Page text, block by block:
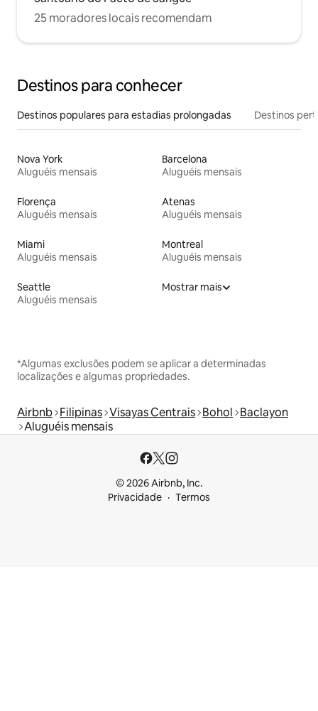
25 moradores locais recomendam
Destinos para conhecer
Destinos populares para estadias prolongadas Destinos
Nova York
Aluguéis mensais
Barcelona
Aluguéis mensais
Florença
Aluguéis mensais
Atenas
Aluguéis mensais
Miami
Aluguéis mensais
Montreal
Aluguéis mensais
Seattle
Aluguéis mensais
Mostrar mais
*Algumas exclusões podem se aplicar a determinadas
localizações e algumas propriedades.
Airbnb Filipinas Visayas Centrais Bohol Baclayon
Aluguéis mensais
© 2026 Airbnb, Inc.
Privacidade
Termos